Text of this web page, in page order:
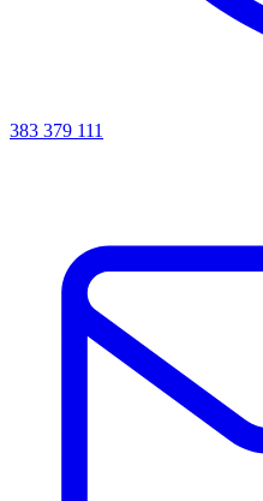
383 379 111